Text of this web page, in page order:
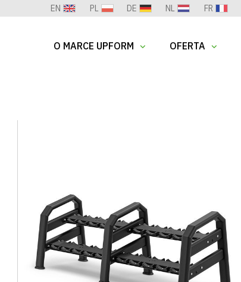
FR
NL
DE
PL
EN
O MARCE UPFORM OFERTA